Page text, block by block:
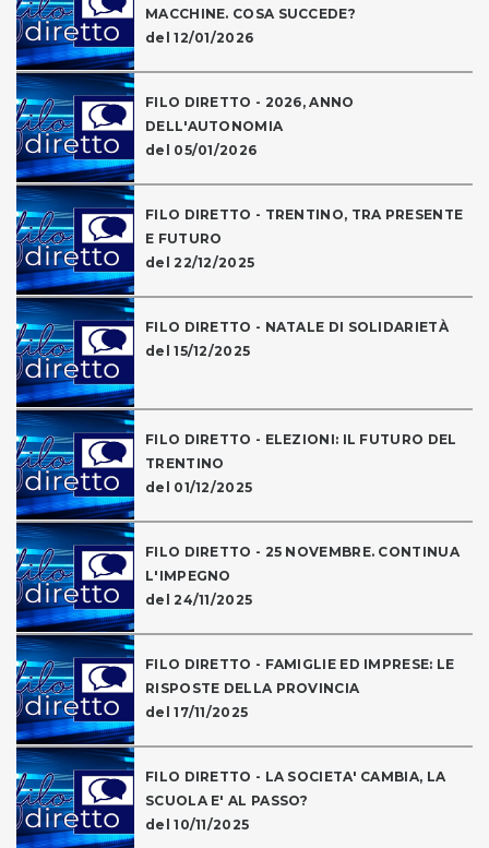
MACCHINE. COSA SUCCEDE?
del 12/01/2026
FILO DIRETTO - 2026, ANNO
DELL'AUTONOMIA
del 05/01/2026
FILO DIRETTO - TRENTINO, TRA PRESENTE
E FUTURO
del 22/12/2025
FILO DIRETTO - NATALE DI SOLIDARIETÀ
del 15/12/2025
FILO DIRETTO - ELEZIONI: IL FUTURO DEL
TRENTINO
del 01/12/2025
FILO DIRETTO - 25 NOVEMBRE. CONTINUA
L'IMPEGNO
del 24/11/2025
FILO DIRETTO - FAMIGLIE ED IMPRESE: LE
RISPOSTE DELLA PROVINCIA
del 17/11/2025
FILO DIRETTO - LA SOCIETA' CAMBIA, LA
SCUOLA E' AL PASSO?
del 10/11/2025